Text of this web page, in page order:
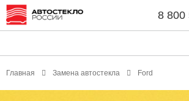
8 800
Главная Замена автостекла Ford